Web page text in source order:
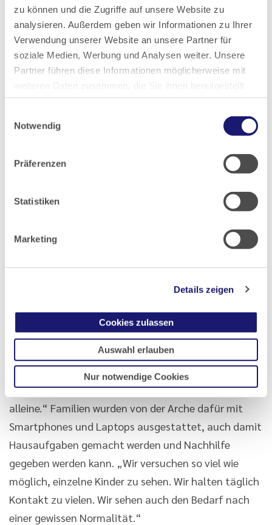
zu können und die Zugriffe auf unsere Website zu
analysieren. Außerdem geben wir Informationen zu Ihrer
Verwendung unserer Website an unsere Partner für
soziale Medien, Werbung und Analysen weiter. Unsere
Partner führen diese Informationen möglicherweise mit
haben oder die sie im Rahmen Ihrer Nutzung der Dienste
Notwendig
Präferenzen
Statistiken
Marketing
Details zeigen
Cookies zulassen
Auswahl erlauben
Nur notwendige Cookies
Unterstützung bei Hausaufgaben und Nachhilfe. Foto: Arche
Am wichtigsten: in Kontakt zu den
Die Pandemie hat die Arche und die Kinder hart
getroffen. Der Wegfall der gemeinsamen Mahlzeiten
wurde durch eine Lebensmittelausgabe aufgefangen.
Aktuell werden bis zu 300 Familien mit Essen
versorgt. Allein die Beschaffung der Lebensmittel sei
mit viel Aufwand verbunden, da alles über Spenden
sehr klar vor Augen geführt, wie eng die finanziellen
besorgen.“ Ein Grund, warum die Arche die
Lebensmittelausgabe organisiert habe. Doch
wichtiger sei, in Kontakt zu den Kindern zu bleiben.
Das passiert via Whats-App, Youtube und ähnlichen
Formaten. „Die Kinder sollen wissen, sie sind nicht
alleine.“ Familien wurden von der Arche dafür mit
Smartphones und Laptops ausgestattet, auch damit
Hausaufgaben gemacht werden und Nachhilfe
gegeben werden kann. „Wir versuchen so viel wie
möglich, einzelne Kinder zu sehen. Wir halten täglich
Kontakt zu vielen. Wir sehen auch den Bedarf nach
einer gewissen Normalität.“